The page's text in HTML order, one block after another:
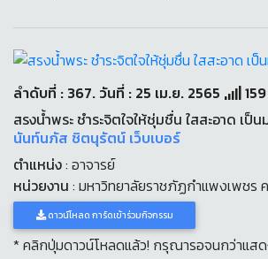
ลำดับที่ : 367. วันที่ : 25 เม.ย. 2565
159
สรงน้ำพระ ชำระจิตใจให้ชุ่มชื่น ใสสะอาด เป็
นันท์นภัส ชิตนุรัตน์ เว็บเบอร์
ตำแหน่ง: อาจารย์
หน่วยงาน : มหาวิทยาลัยราชภัฏกำแพงเพชร
ดาวน์โหลด การ์ดเข้าร่วมกิจกรรม
* คลิกปุ่มดาวน์โหลดแล้ว! กรุณารอจนกว่าแส